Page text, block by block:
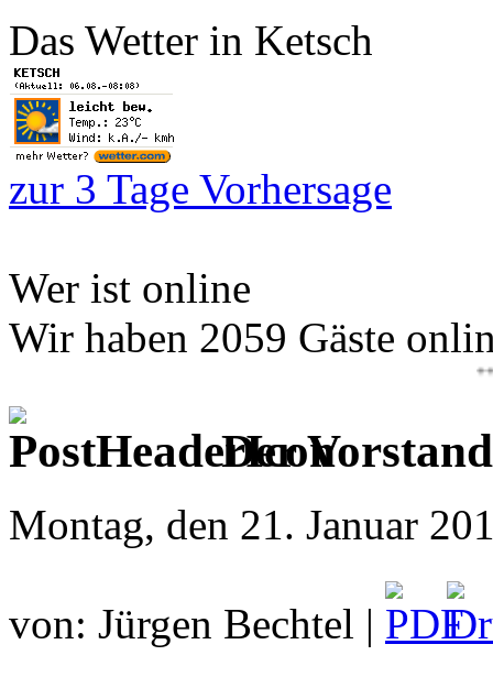
Das Wetter in Ketsch
zur 3 Tage Vorhersage
Wer ist online
Wir haben 2059 Gäste
Der Vorstand
Montag, den 21. Januar
von: Jürgen Bechtel |